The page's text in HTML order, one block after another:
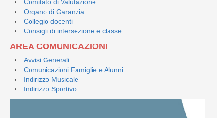
Comitato di Valutazione
Organo di Garanzia
Collegio docenti
Consigli di intersezione e classe
AREA COMUNICAZIONI
Avvisi Generali
Comunicazioni Famiglie e Alunni
Indirizzo Musicale
Indirizzo Sportivo